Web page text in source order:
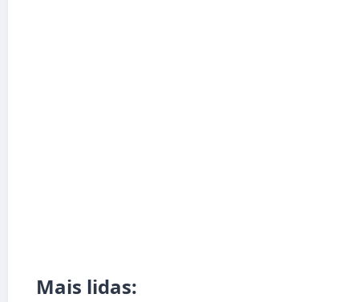
Mais lidas: